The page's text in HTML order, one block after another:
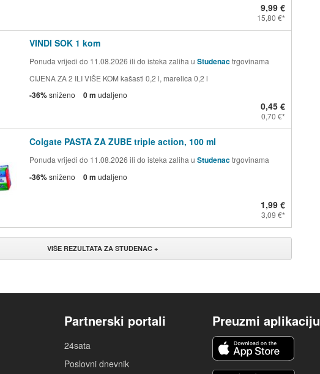
9,99 €
15,80 €
VINDI SOK 1 kom
Ponuda vrijedi do 11.08.2026 ili do isteka zaliha u Studenactrgovinama
CIJENA ZA 2 ILI VIŠE KOM kašasti 0,2 l, marelica 0,2 l
-36%sniženo 0 m udaljeno
0,45 €
0,70 €
Colgate PASTA ZA ZUBE triple action, 100 ml
Ponuda vrijedi do 11.08.2026 ili do isteka zaliha u Studenactrgovinama
-36%sniženo 0 m udaljeno
1,99 €
3,09 €
VIŠE REZULTATA ZA STUDENAC +
Partnerski portali
24sata
Poslovni dnevnik
Preuzmi aplikaciju